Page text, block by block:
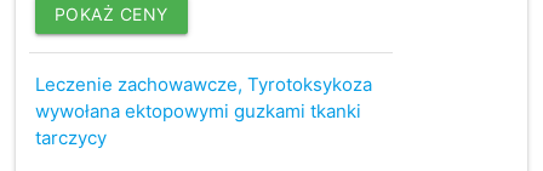
POKAŻ CENY
Leczenie zachowawcze, Tyrotoksykoza
wywołana ektopowymi guzkami tkanki
tarczycy